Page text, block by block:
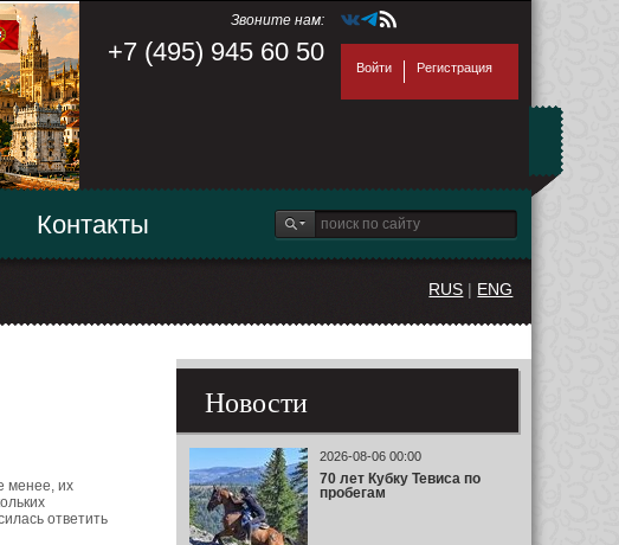
Звоните нам:
+7 (495) 945 60 50
Войти Регистрация
Контакты
RUS | ENG
менее, их
ответить
Новости
2026-08-06 00:00
70 лет Кубку Тевиса по
пробегам